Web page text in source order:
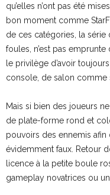
qu’elles n’ont pas été
bon moment comme
de ces catégories, la série
foules, n’est pas
le privilège d’avoir
console, de salon comme
Mais si bien des joueurs
de plate-forme rond et
pouvoirs des ennemis afin
évidemment faux. Retour
licence à la petite boule
gameplay novatrices ou